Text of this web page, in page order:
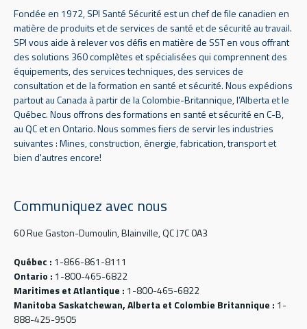
Fondée en 1972, SPI Santé Sécurité est un chef de file canadien en
matière de produits et de services de santé et de sécurité au travail.
SPI vous aide à relever vos défis en matière de SST en vous offrant
des solutions 360 complètes et spécialisées qui comprennent des
équipements, des services techniques, des services de
consultation et de la formation en santé et sécurité. Nous expédions
partout au Canada à partir de la Colombie-Britannique, l’Alberta et le
Québec. Nous offrons des formations en santé et sécurité en C-B,
au QC et en Ontario. Nous sommes fiers de servir les industries
suivantes : Mines, construction, énergie, fabrication, transport et
bien d'autres encore!
Communiquez avec nous
60 Rue Gaston-Dumoulin, Blainville, QC J7C 0A3
Québec : 1-866-861-8111
Ontario : 1-800-465-6822
Maritimes et Atlantique : 1-800-465-6822
Manitoba Saskatchewan, Alberta et Colombie Britannique : 1-
888-425-9505